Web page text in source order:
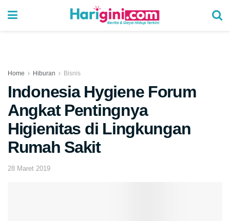
Home Hiburan Bisnis
Indonesia Hygiene Forum
Angkat Pentingnya
Higienitas di Lingkungan
Rumah Sakit
28 Maret 2019